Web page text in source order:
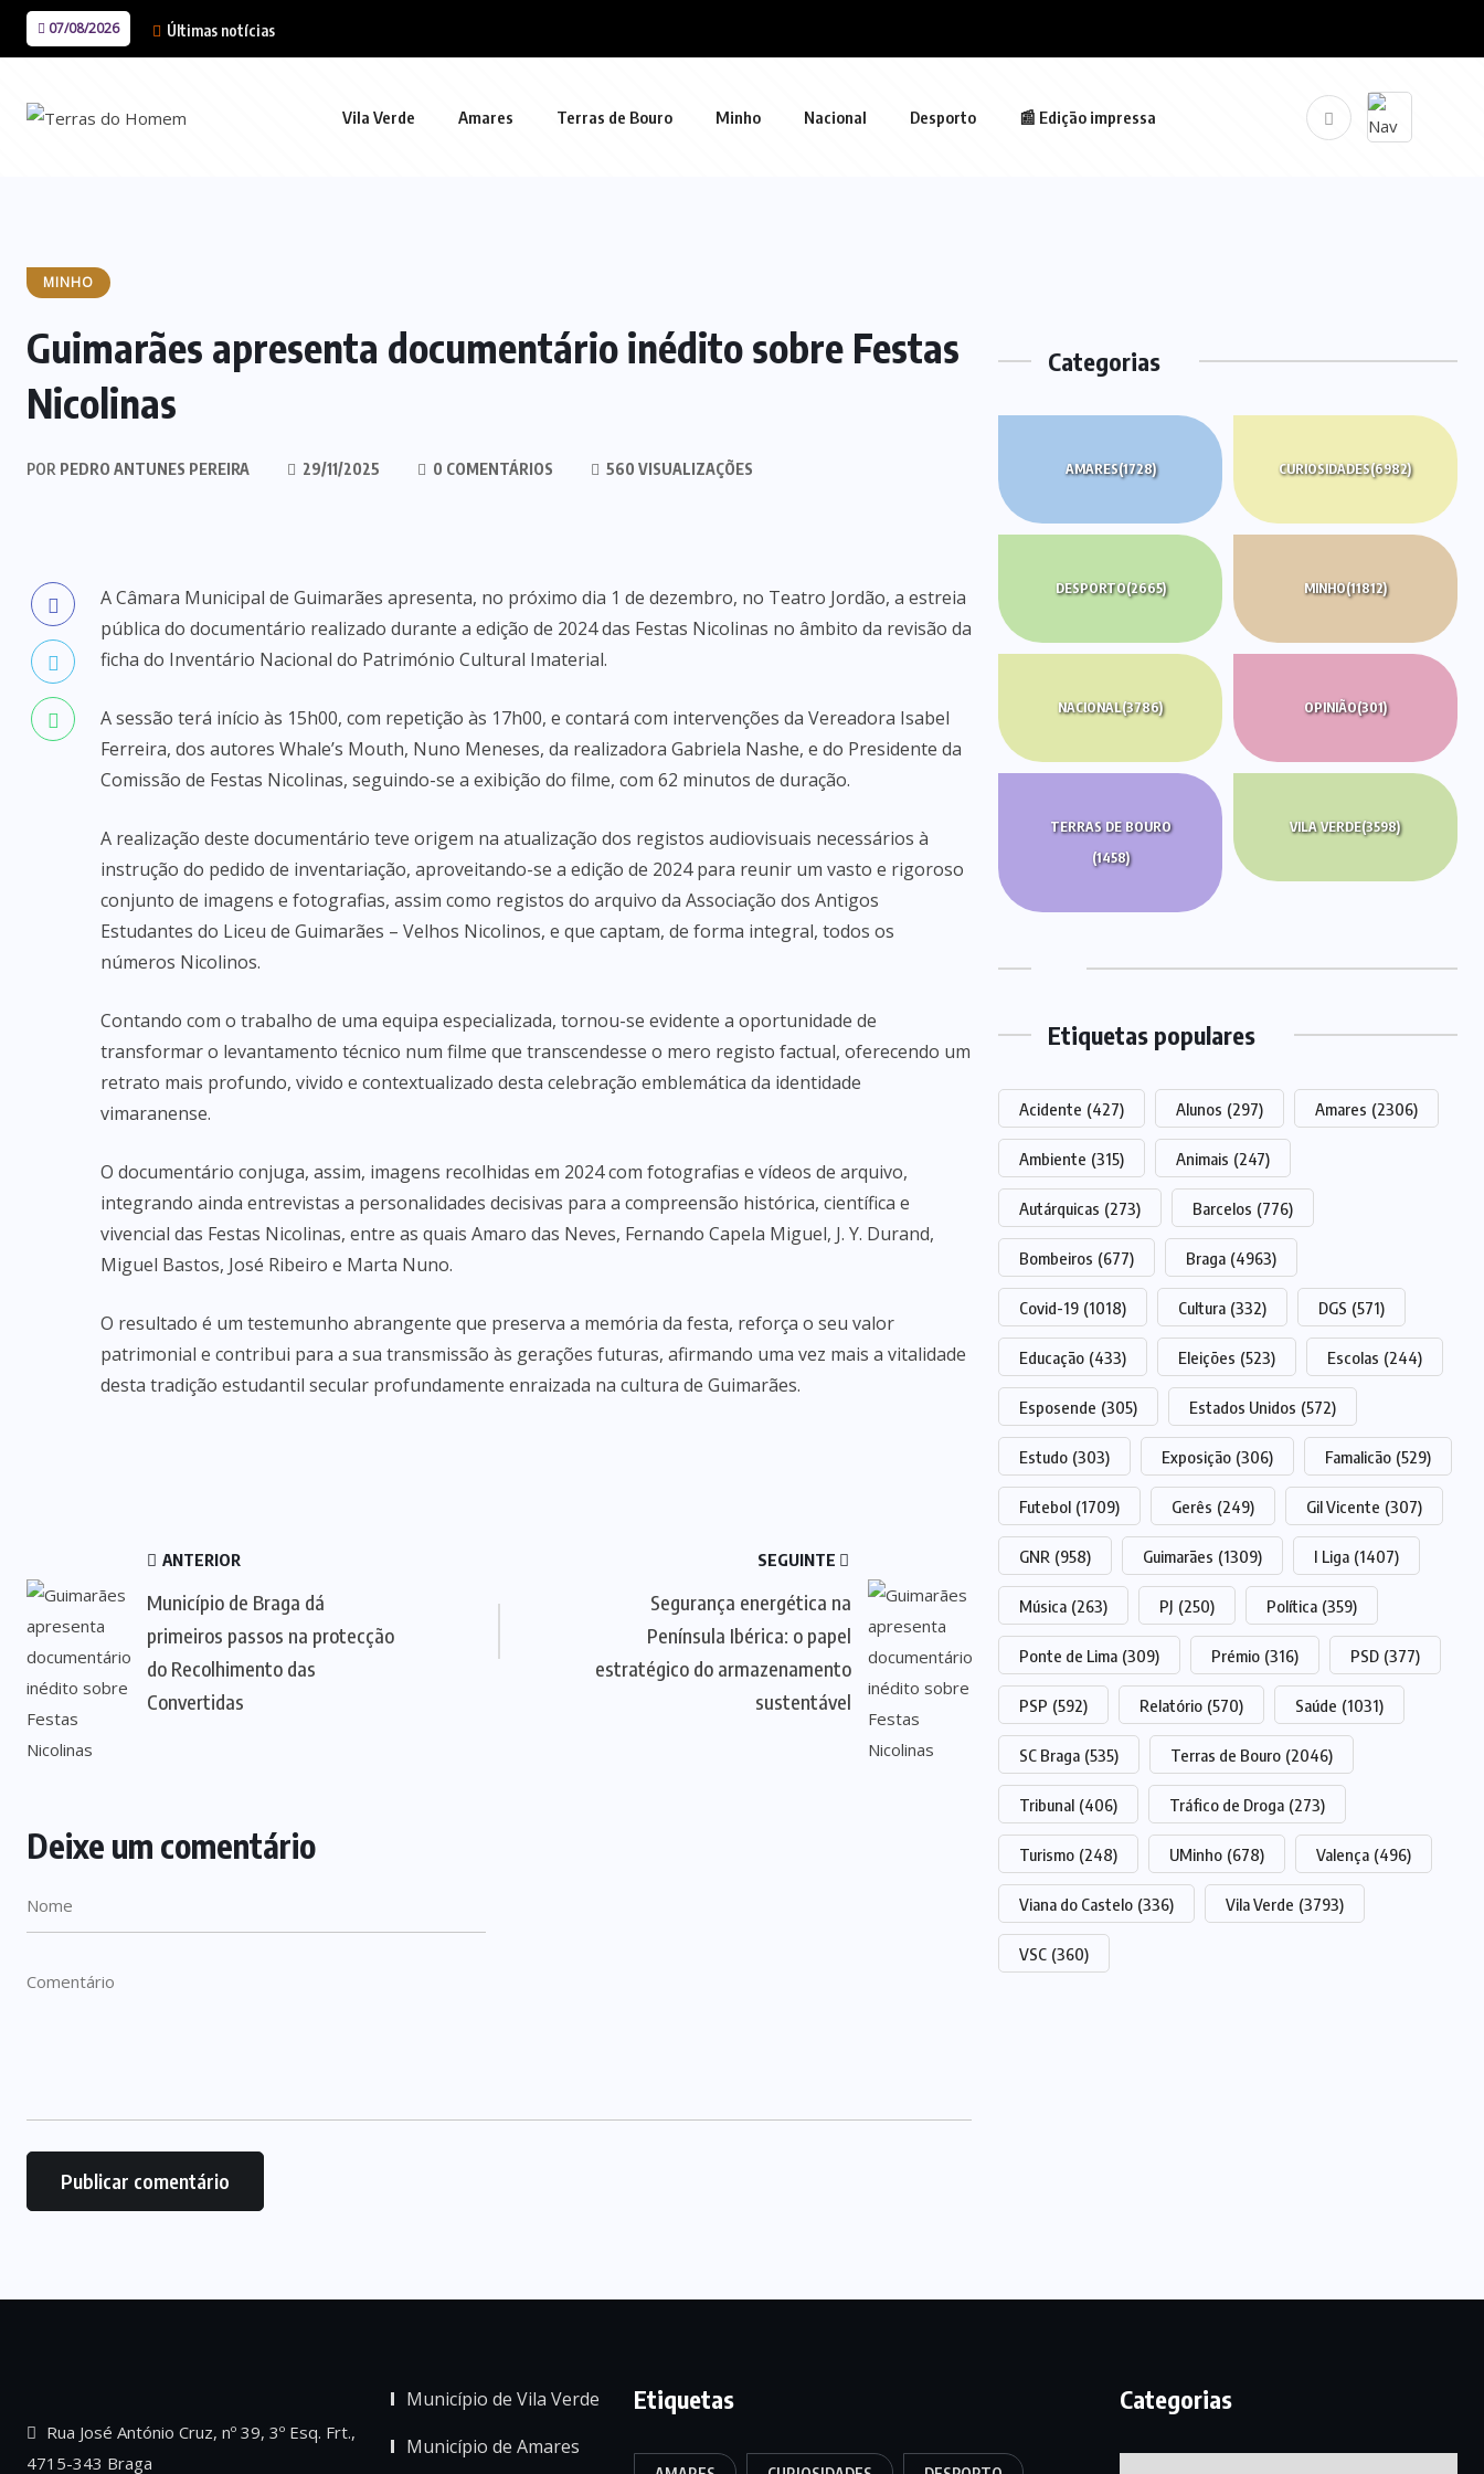
07/08/2026 Últimas notícias
Vila Verde Amares Terras de Bouro Minho Nacional Desporto 📰 Edição impressa
MINHO
Guimarães apresenta documentário inédito sobre Festas
Nicolinas
POR PEDRO ANTUNES PEREIRA 29/11/2025 0 COMENTÁRIOS 560 VISUALIZAÇÕES
A Câmara Municipal de Guimarães apresenta, no próximo dia 1 de dezembro, no Teatro Jordão, a estreia
pública do documentário realizado durante a edição de 2024 das Festas Nicolinas no âmbito da revisão da
ficha do Inventário Nacional do Património Cultural Imaterial.
A sessão terá início às 15h00, com repetição às 17h00, e contará com intervenções da Vereadora Isabel
Ferreira, dos autores Whale’s Mouth, Nuno Meneses, da realizadora Gabriela Nashe, e do Presidente da
Comissão de Festas Nicolinas, seguindo-se a exibição do filme, com 62 minutos de duração.
A realização deste documentário teve origem na atualização dos registos audiovisuais necessários à
instrução do pedido de inventariação, aproveitando-se a edição de 2024 para reunir um vasto e rigoroso
conjunto de imagens e fotografias, assim como registos do arquivo da Associação dos Antigos
Estudantes do Liceu de Guimarães – Velhos Nicolinos, e que captam, de forma integral, todos os
números Nicolinos.
Contando com o trabalho de uma equipa especializada, tornou-se evidente a oportunidade de
transformar o levantamento técnico num filme que transcendesse o mero registo factual, oferecendo um
retrato mais profundo, vivido e contextualizado desta celebração emblemática da identidade
vimaranense.
O documentário conjuga, assim, imagens recolhidas em 2024 com fotografias e vídeos de arquivo,
integrando ainda entrevistas a personalidades decisivas para a compreensão histórica, científica e
vivencial das Festas Nicolinas, entre as quais Amaro das Neves, Fernando Capela Miguel, J. Y. Durand,
Miguel Bastos, José Ribeiro e Marta Nuno.
O resultado é um testemunho abrangente que preserva a memória da festa, reforça o seu valor
patrimonial e contribui para a sua transmissão às gerações futuras, afirmando uma vez mais a vitalidade
desta tradição estudantil secular profundamente enraizada na cultura de Guimarães.
ANTERIOR
Município de Braga dá
primeiros passos na protecção
do Recolhimento das
Convertidas
SEGUINTE
Segurança energética na
Península Ibérica: o papel
estratégico do armazenamento
sustentável
Deixe um comentário
Categorias
AMARES(1728) CURIOSIDADES(6982)
DESPORTO(2665) MINHO(11812)
NACIONAL(3786) OPINIÃO(301)
TERRAS DE BOURO
(1458)
VILA VERDE(3598)
Etiquetas populares
Acidente (427) Alunos (297) Amares (2306)
Ambiente (315) Animais (247)
Autárquicas (273) Barcelos (776)
Bombeiros (677) Braga (4963)
Covid-19 (1018) Cultura (332) DGS (571)
Educação (433) Eleições (523) Escolas (244)
Esposende (305) Estados Unidos (572)
Estudo (303) Exposição (306) Famalicão (529)
Futebol (1709) Gerês (249) Gil Vicente (307)
GNR (958) Guimarães (1309) I Liga (1407)
Música (263) PJ (250) Política (359)
Ponte de Lima (309) Prémio (316) PSD (377)
PSP (592) Relatório (570) Saúde (1031)
SC Braga (535) Terras de Bouro (2046)
Tribunal (406) Tráfico de Droga (273)
Turismo (248) UMinho (678) Valença (496)
Viana do Castelo (336) Vila Verde (3793)
VSC (360)
Rua José António Cruz, nº 39, 3º Esq. Frt.,
4715-343 Braga
Município de Vila Verde
Município de Amares
Etiquetas Categorias